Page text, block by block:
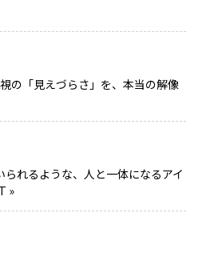
の「見えづらさ」を、本当の解像
れるような、人と一体になるアイ
»